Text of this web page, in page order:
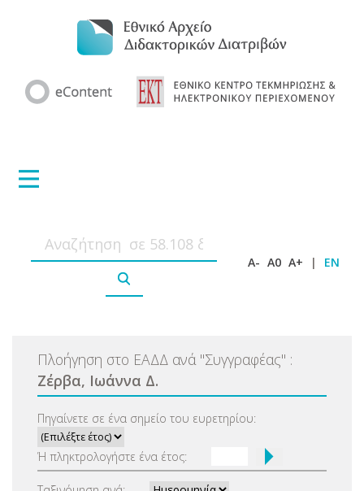
A- A0 A+ | EN
Πλοήγηση στο ΕΑΔΔ ανά "Συγγραφέας" :
Ζέρβα, Ιωάννα Δ.
Πηγαίνετε σε ένα σημείο του ευρετηρίου:
Ή πληκτρολογήστε ένα έτος: